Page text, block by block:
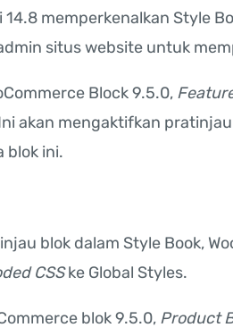
memperkenalkan Style
situs website untuk
Block 9.5.0,
akan mengaktifkan
blok ini.
blok dalam Style Book,
CSSke Global Styles.
blok 9.5.0, Product